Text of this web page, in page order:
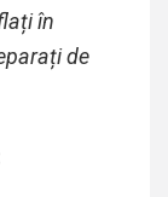
în
de